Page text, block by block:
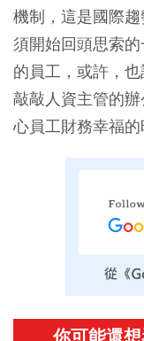
機制，這是國際
須開始回頭思索
的員工，或許，
敲敲人資主管的
心員工財務幸福的